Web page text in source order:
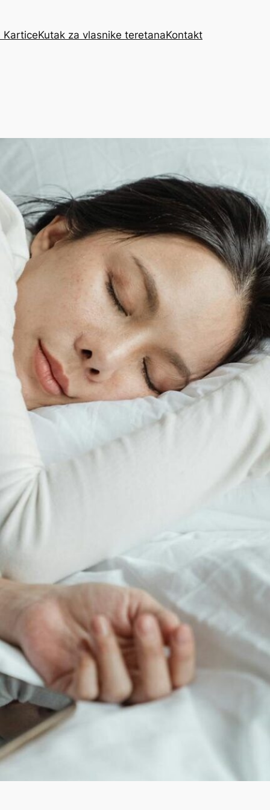
KarticeKutak za vlasnike teretanaKontakt